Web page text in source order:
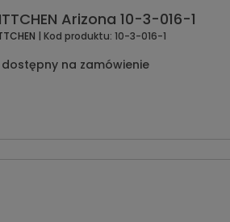
Arizona 10-3-016-1
| Kod produktu: 10-3-016-1
dostępny na zamówienie